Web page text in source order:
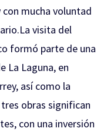
mucha voluntad
visita del
formó parte de una
La Laguna, en
así como la
obras significan
con una inversión